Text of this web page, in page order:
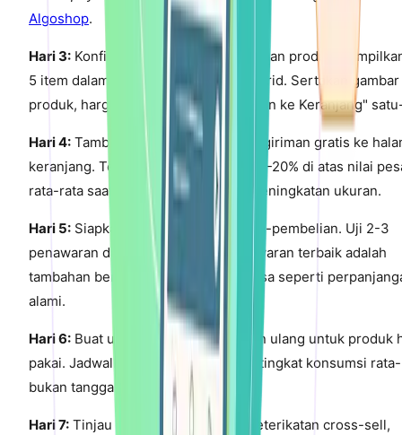
Algoshop.
Hari 3: Konfigurasi cross-sell di halaman produk.
5 item dalam guliran horizontal atau grid. Sertakan gambar
produk, harga, dan tombol "Tambahkan ke Keranjang"
Hari 4: Tambahkan bilah progres pengiriman gratis ke
keranjang. Tetapkan ambang batas 15-20% di atas nilai
rata-rata saat ini untuk mendorong peningkatan ukuran.
Hari 5: Siapkan upsell satu-klik pasca-pembelian. Uji 2-3
penawaran dan ukur konversi. Penawaran terbaik adalah
tambahan berbiaya rendah yang terasa seperti
alami.
Hari 6: Buat urutan 3-email pengisian ulang untuk produk
pakai. Jadwalkan email berdasarkan tingkat konsumsi
bukan tanggal kalender.
Hari 7: Tinjau analitik. Ukur tingkat keterikatan cross-sell,